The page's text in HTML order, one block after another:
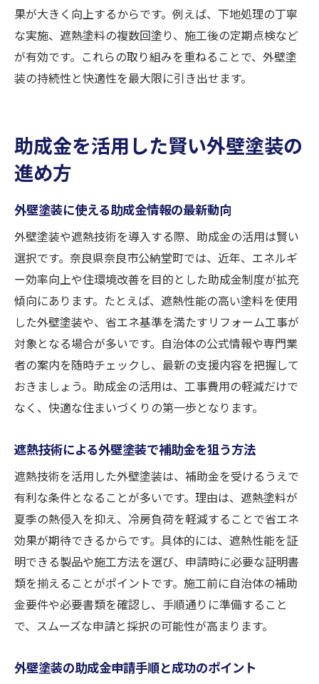
果が大きく向上するからです。例えば、下地処理の丁寧
な実施、遮熱塗料の複数回塗り、施工後の定期点検など
が有効です。これらの取り組みを重ねることで、外壁塗
装の持続性と快適性を最大限に引き出せます。
助成金を活用した賢い外壁塗装の
進め方
外壁塗装に使える助成金情報の最新動向
外壁塗装や遮熱技術を導入する際、助成金の活用は賢い
選択です。奈良県奈良市公納堂町では、近年、エネルギ
ー効率向上や住環境改善を目的とした助成金制度が拡充
傾向にあります。たとえば、遮熱性能の高い塗料を使用
した外壁塗装や、省エネ基準を満たすリフォーム工事が
対象となる場合が多いです。自治体の公式情報や専門業
者の案内を随時チェックし、最新の支援内容を把握して
おきましょう。助成金の活用は、工事費用の軽減だけで
なく、快適な住まいづくりの第一歩となります。
遮熱技術による外壁塗装で補助金を狙う方法
遮熱技術を活用した外壁塗装は、補助金を受けるうえで
有利な条件となることが多いです。理由は、遮熱塗料が
夏季の熱侵入を抑え、冷房負荷を軽減することで省エネ
効果が期待できるからです。具体的には、遮熱性能を証
明できる製品や施工方法を選び、申請時に必要な証明書
類を揃えることがポイントです。施工前に自治体の補助
金要件や必要書類を確認し、手順通りに準備すること
で、スムーズな申請と採択の可能性が高まります。
外壁塗装の助成金申請手順と成功のポイント